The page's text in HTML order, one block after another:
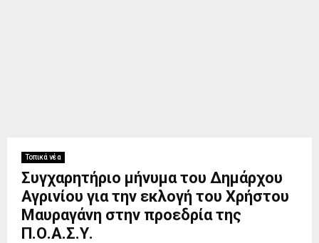
Τοπικά νέα
Συγχαρητήριο μήνυμα του Δημάρχου
Αγρινίου για την εκλογή του Χρήστου
Μαυραγάνη στην προεδρία της
Π.Ο.Α.Σ.Υ.